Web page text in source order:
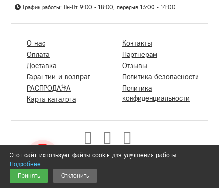
График работы: Пн-Пт 9:00 - 18:00, перерыв 13:00 - 14:00
О нас
Оплата
Доставка
Гарантии и возврат
РАСПРОДАЖА
Карта каталога
Контакты
Партнёрам
Отзывы
Политика безопасности
Политика
конфиденциальности
Этот сайт использует файлы cookie для улучшения работы.
Подробнее
Принять
Отклонить